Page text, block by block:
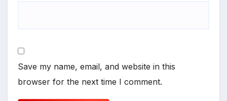
Save my name, email, and website in this
browser for the next time I comment.